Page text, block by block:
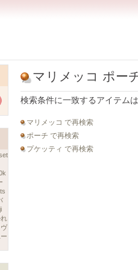
マリメッコ ポー
検索条件に一致するアイテム
マリメッコ で再検索
ポーチ で再検索
プケッティ で再検索